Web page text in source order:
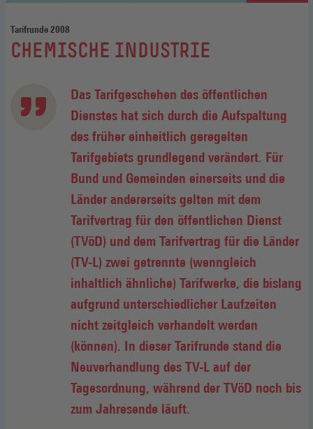
Tarifrunde 2008
:
CHEMISCHE INDUSTRIE
Das Tarifgeschehen des öffentlichen
Dienstes hat sich durch die Aufspaltung
des früher einheitlich geregelten
Tarifgebiets grundlegend verändert. Für
Bund und Gemeinden einerseits und die
Länder andererseits gelten mit dem
Tarifvertrag für den öffentlichen Dienst
(TVöD) und dem Tarifvertrag für die Länder
(TV-L) zwei getrennte (wenngleich
inhaltlich ähnliche) Tarifwerke, die bislang
aufgrund unterschiedlicher Laufzeiten
nicht zeitgleich verhandelt werden
(können). In dieser Tarifrunde stand die
Neuverhandlung des TV-L auf der
Tagesordnung, während der TVöD noch bis
zum Jahresende läuft.